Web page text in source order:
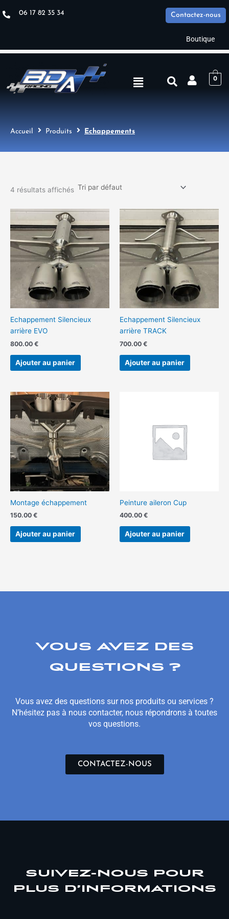
au
06 17 82 35 34 Contactez-nous
Boutique
Menu 0
Accueil Produits Echappements
4 résultats affichés
Echappement Silencieux
arrière EVO
800.00 €
Ajouter au panier
Echappement Silencieux
arrière TRACK
700.00 €
Ajouter au panier
Montage échappement
150.00 €
Ajouter au panier
Peinture aileron Cup
400.00 €
Ajouter au panier
VOUS AVEZ DES
QUESTIONS ?
Vous avez des questions sur nos produits ou services ?
N’hésitez pas à nous contacter, nous répondrons à toutes
vos questions.
CONTACTEZ-NOUS
SUIVEZ-NOUS POUR
PLUS D’INFORMATIONS